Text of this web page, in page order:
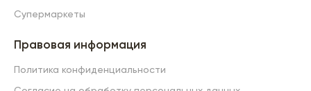
Супермаркеты
Правовая информация
Политика конфиденциальности